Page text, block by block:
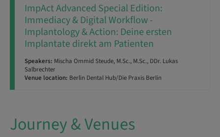
ImpAct Advanced Special Edition:
Immediacy & Digital Workflow -
Implantology & Action: Deine ersten
Implantate direkt am Patienten
Speakers: Mischa Ommid Steude, M.Sc., M.Sc., DDr. Lukas
Salbrechter
Venue location: Berlin Dental Hub/Die Praxis Berlin
Journey & Venues